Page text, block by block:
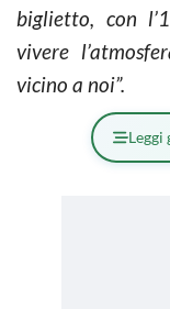
biglietto, con
vivere
vicino a noi”.